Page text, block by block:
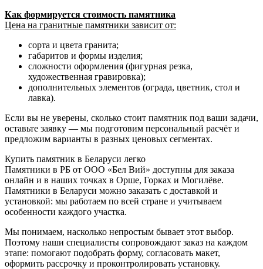
Как формируется стоимость памятника
Цена на гранитные памятники зависит от:
сорта и цвета гранита;
габаритов и формы изделия;
сложности оформления (фигурная резка,
художественная гравировка);
дополнительных элементов (ограда, цветник, стол и
лавка).
Если вы не уверены, сколько стоит памятник под ваши задачи,
оставьте заявку — мы подготовим персональный расчёт и
предложим варианты в разных ценовых сегментах.
Купить памятник в Беларуси легко
Памятники в РБ от ООО «Бел Вий» доступны для заказа
онлайн и в наших точках в Орше, Горках и Могилёве.
Памятники в Беларуси можно заказать с доставкой и
установкой: мы работаем по всей стране и учитываем
особенности каждого участка.
Мы понимаем, насколько непростым бывает этот выбор.
Поэтому наши специалисты сопровождают заказ на каждом
этапе: помогают подобрать форму, согласовать макет,
оформить рассрочку и проконтролировать установку.